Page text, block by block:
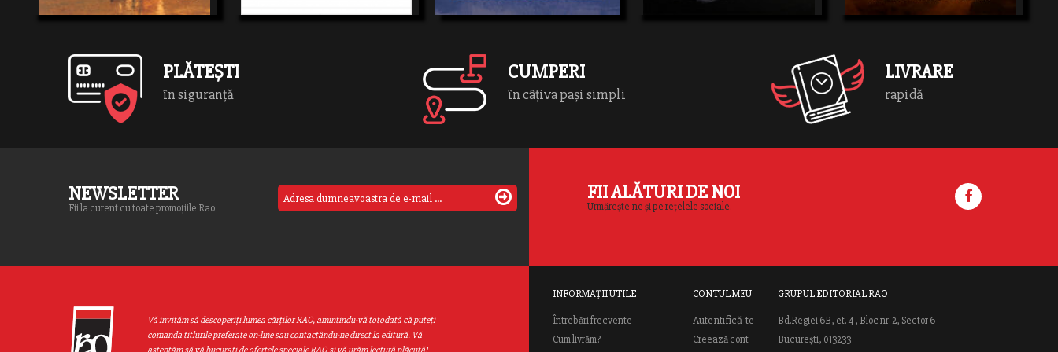
vieţile pentru totdeauna.
PLĂTEȘTI
în siguranță
CUMPERI
în câțiva pași simpli
LIVRARE
rapidă
NEWSLETTER
Fii la curent cu toate promoțiile Rao
FII ALĂTURI DE NOI
Urmărește-ne și pe rețelele sociale.
Vă invităm să descoperiţi lumea cărţilor RAO, amintindu-vă totodată că puteţi
comanda titlurile preferate on-line sau contactându-ne direct la editură. Vă
INFORMAȚII UTILE
Întrebări frecvente
Cum livrăm?
CONTUL MEU
Autentifică-te
Creează cont
GRUPUL EDITORIAL RAO
Bd.Regiei 6B, et. 4 , Bloc nr. 2, Sector 6
București, 013233